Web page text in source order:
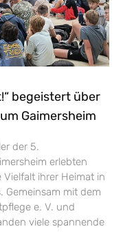
begeistert über
Gaimersheim
der 5.
erlebten
Vielfalt ihrer Heimat in
Gemeinsam mit dem
e. V. und
viele spannende